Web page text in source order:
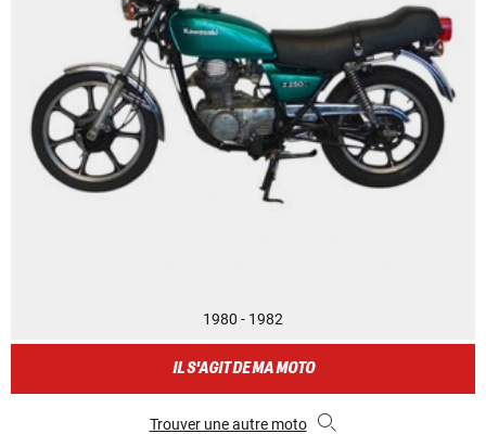
1980 - 1982
IL S'AGIT DE MA MOTO
Trouver une autre moto